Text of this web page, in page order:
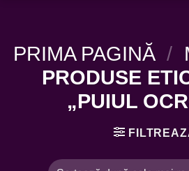
PRIMA PAGINĂ /
PRODUSE
„PUIUL